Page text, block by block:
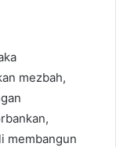
mezbah,
membangun